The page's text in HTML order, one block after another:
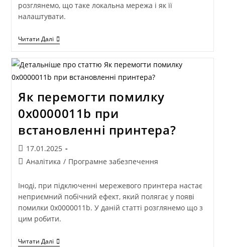
розглянемо, що таке локальна мережа і як її
налаштувати.
Читати Далі
Як перемогти помилку
0x0000011b при
встановленні принтера?
17.01.2025
Аналітика / Програмне забезпечення
Іноді, при підключенні мережевого принтера настає
неприємний побічний ефект, який полягає у появі
помилки 0x0000011b. У даній статті розглянемо що з
цим робити.
Читати Далі